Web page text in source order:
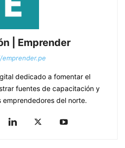
| Emprender
dedicado a fomentar el
fuentes de capacitación y
emprendedores del norte.